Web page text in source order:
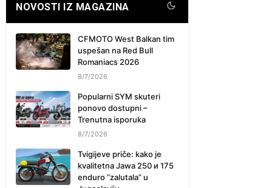
NOVOSTI IZ MAGAZINA
CFMOTO West Balkan tim
uspešan na Red Bull
Romaniacs 2026
8/7/2026
Popularni SYM skuteri
ponovo dostupni –
Trenutna isporuka
8/7/2026
Tvigijeve priče: kako je
kvalitetna Jawa 250 и 175
enduro “zalutala” u